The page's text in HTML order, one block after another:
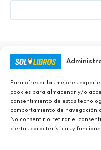
Para ofrecer las mejores
cookies para almacenar y/o
consentimiento de estas
comportamiento de navegación
No consentir o retirar el
ciertas características y
Ayúdanos a